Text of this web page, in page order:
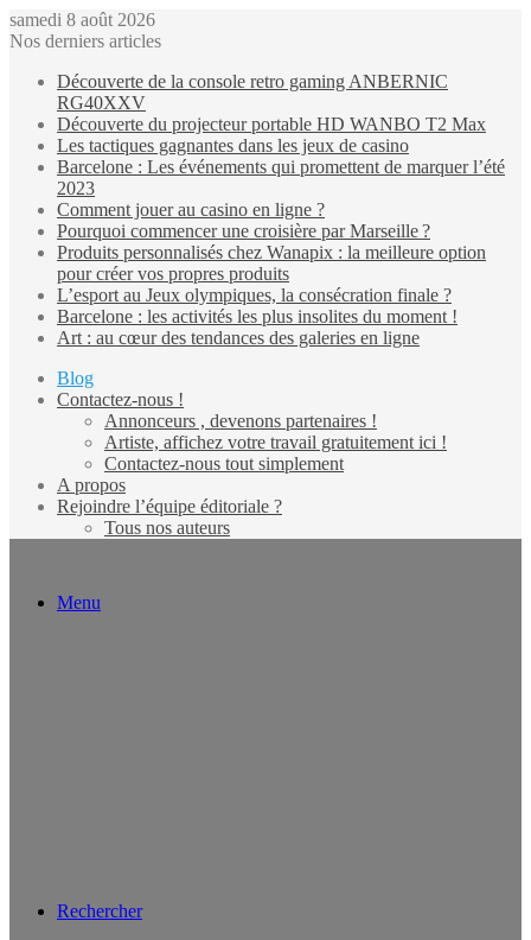
samedi 8 août 2026
Nos derniers articles
Découverte de la console retro gaming ANBERNIC
RG40XXV
Découverte du projecteur portable HD WANBO T2 Max
Les tactiques gagnantes dans les jeux de casino
Barcelone : Les événements qui promettent de marquer l’été
2023
Comment jouer au casino en ligne ?
Pourquoi commencer une croisière par Marseille ?
Produits personnalisés chez Wanapix : la meilleure option
pour créer vos propres produits
L’esport au Jeux olympiques, la consécration finale ?
Barcelone : les activités les plus insolites du moment !
Art : au cœur des tendances des galeries en ligne
Blog
Contactez-nous !
Annonceurs , devenons partenaires !
Artiste, affichez votre travail gratuitement ici !
Contactez-nous tout simplement
A propos
Rejoindre l’équipe éditoriale ?
Tous nos auteurs
Menu
Rechercher